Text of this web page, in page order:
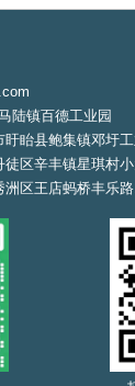
陆镇百德工业园
鲍集镇邓圩工
丰镇星琪村小
店蚂桥丰乐路